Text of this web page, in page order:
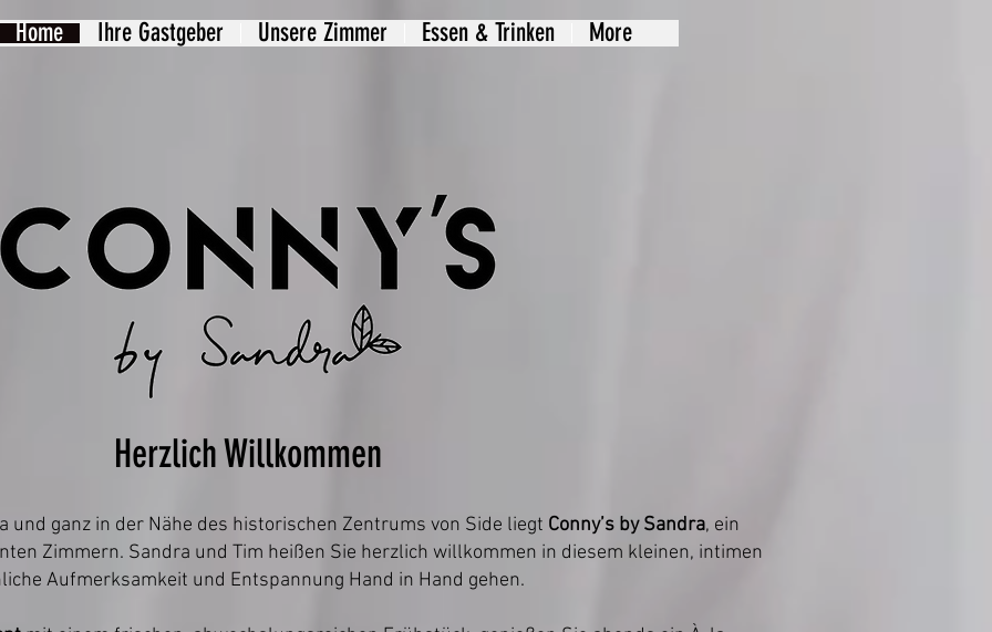
Home Ihre Gastgeber Unsere Zimmer Essen & Trinken More
Herzlich Willkommen
und ganz in der Nähe des historischen Zentrums von Side liegt Conny’s by Sandra, ein
Zimmern. Sandra und Tim heißen Sie herzlich willkommen in diesem kleinen, intimen
Aufmerksamkeit und Entspannung Hand in Hand gehen.